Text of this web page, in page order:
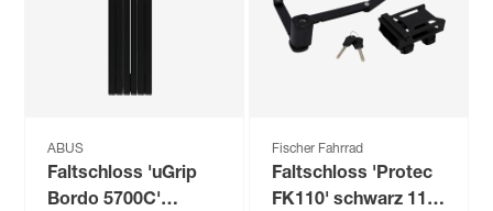
ABUS
Faltschloss 'uGrip
Bordo 5700C'
Fischer Fahrrad
Faltschloss 'Protec
FK110' schwarz 110